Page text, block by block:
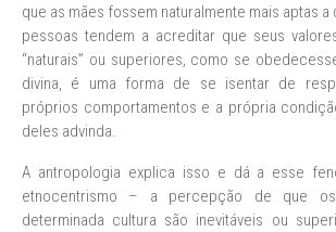
que as mães fossem naturalmente mais aptas
pessoas tendem a acreditar que seus
“naturais” ou superiores, como se
divina, é uma forma de se isentar de
próprios comportamentos e a própria
deles advinda.
A antropologia explica isso e dá a esse
etnocentrismo – a percepção de que
determinada cultura são inevitáveis ou